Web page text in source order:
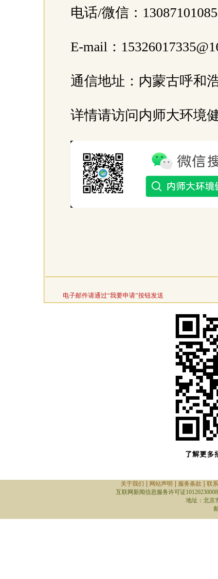
电话/微信：
E-mail：
通信地址：内蒙古呼和
详情请访问内师大环境
电子邮件请通过“我要申请”按钮发送
关于我们 网站声明 服务条款
联
互联网新闻信息服务许可证10120230008
地址：北京